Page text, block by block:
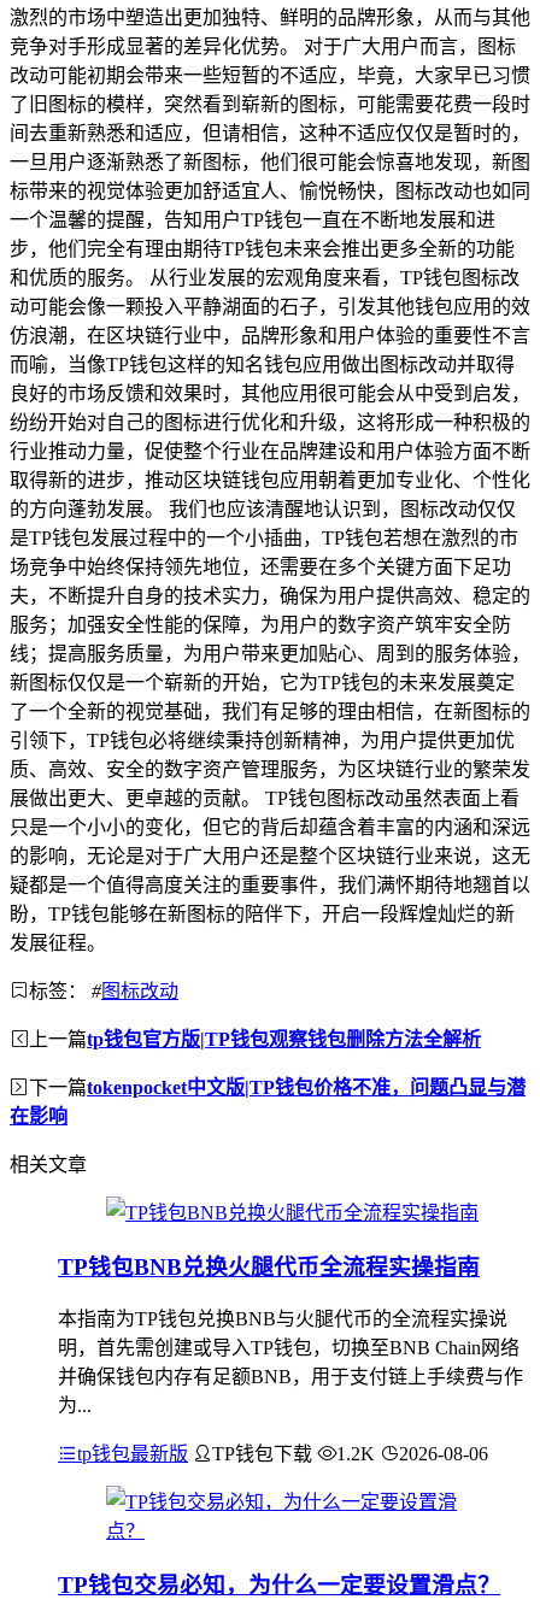
激烈的市场中塑造出更加独特、鲜明的品牌形象，从而与其他
竞争对手形成显著的差异化优势。 对于广大用户而言，图标
改动可能初期会带来一些短暂的不适应，毕竟，大家早已习惯
了旧图标的模样，突然看到崭新的图标，可能需要花费一段时
间去重新熟悉和适应，但请相信，这种不适应仅仅是暂时的，
一旦用户逐渐熟悉了新图标，他们很可能会惊喜地发现，新图
标带来的视觉体验更加舒适宜人、愉悦畅快，图标改动也如同
一个温馨的提醒，告知用户TP钱包一直在不断地发展和进
步，他们完全有理由期待TP钱包未来会推出更多全新的功能
和优质的服务。 从行业发展的宏观角度来看，TP钱包图标改
动可能会像一颗投入平静湖面的石子，引发其他钱包应用的效
仿浪潮，在区块链行业中，品牌形象和用户体验的重要性不言
而喻，当像TP钱包这样的知名钱包应用做出图标改动并取得
良好的市场反馈和效果时，其他应用很可能会从中受到启发，
纷纷开始对自己的图标进行优化和升级，这将形成一种积极的
行业推动力量，促使整个行业在品牌建设和用户体验方面不断
取得新的进步，推动区块链钱包应用朝着更加专业化、个性化
的方向蓬勃发展。 我们也应该清醒地认识到，图标改动仅仅
是TP钱包发展过程中的一个小插曲，TP钱包若想在激烈的市
场竞争中始终保持领先地位，还需要在多个关键方面下足功
夫，不断提升自身的技术实力，确保为用户提供高效、稳定的
服务；加强安全性能的保障，为用户的数字资产筑牢安全防
线；提高服务质量，为用户带来更加贴心、周到的服务体验，
新图标仅仅是一个崭新的开始，它为TP钱包的未来发展奠定
了一个全新的视觉基础，我们有足够的理由相信，在新图标的
引领下，TP钱包必将继续秉持创新精神，为用户提供更加优
质、高效、安全的数字资产管理服务，为区块链行业的繁荣发
展做出更大、更卓越的贡献。 TP钱包图标改动虽然表面上看
只是一个小小的变化，但它的背后却蕴含着丰富的内涵和深远
的影响，无论是对于广大用户还是整个区块链行业来说，这无
疑都是一个值得高度关注的重要事件，我们满怀期待地翘首以
盼，TP钱包能够在新图标的陪伴下，开启一段辉煌灿烂的新
发展征程。
标签： #图标改动
上一篇tp钱包官方版|TP钱包观察钱包删除方法全解析
下一篇tokenpocket中文版|TP钱包价格不准，问题凸显与潜
在影响
相关文章
TP钱包BNB兑换火腿代币全流程实操指南
本指南为TP钱包兑换BNB与火腿代币的全流程实操说
明，首先需创建或导入TP钱包，切换至BNB Chain网络
并确保钱包内存有足额BNB，用于支付链上手续费与作
为...
tp钱包最新版 TP钱包下载 1.2K 2026-08-06
TP钱包交易必知，为什么一定要设置滑点？